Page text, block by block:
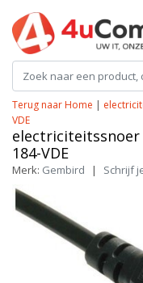
Terug naar Home |
VDE
184-VDE
Merk: Gembird | Schrijf